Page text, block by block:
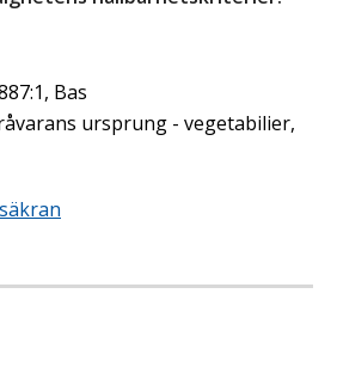
Bas
ursprung - vegetabilier,